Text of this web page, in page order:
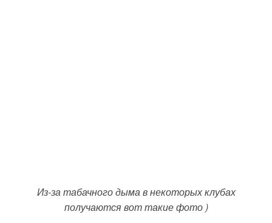
Из-за табачного дыма в некоторых клубах
получаются вот такие фото )